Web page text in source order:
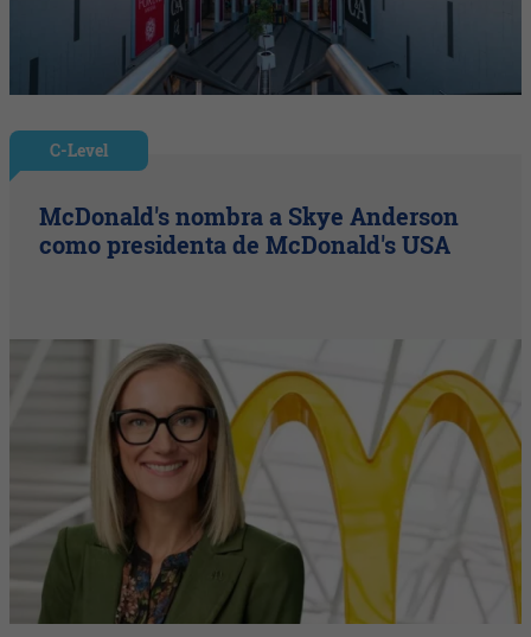
C-Level
McDonald's nombra a Skye Anderson
como presidenta de McDonald's USA